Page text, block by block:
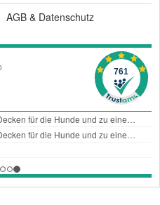
AGB & Datenschutz